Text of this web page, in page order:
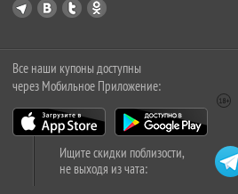
Все наши купоны доступны
через Мобильное Приложение:
Ищите скидки поблизости,
не выходя из чата: